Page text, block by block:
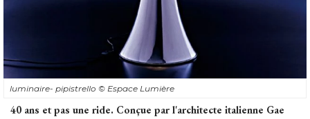
luminaire- pipistrello © Espace Lumière
40 ans et pas une ride. Conçue par l'architecte italienne Gae